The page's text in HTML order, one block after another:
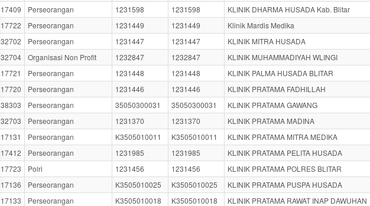
17409
Perseorangan 1231598 1231598
KLINIK DHARMA HUSADA Kab. Blitar
17722
Perseorangan 1231449 1231449
Klinik Mardis Medika
32702
Perseorangan 1231447 1231447
KLINIK MITRA HUSADA
32704
Organisasi Non Profit 1232847 1232847
KLINIK MUHAMMADIYAH WLINGI
17721
Perseorangan 1231448 1231448
KLINIK PALMA HUSADA BLITAR
17720
Perseorangan 1231446 1231446
KLINIK PRATAMA FADHILLAH
38303
Perseorangan 35050300031 35050300031
KLINIK PRATAMA GAWANG
32703
Perseorangan 1231370 1231370
KLINIK PRATAMA MADINA
17131
Perseorangan K3505010011 K3505010011
KLINIK PRATAMA MITRA MEDIKA
17412
Perseorangan 1231985 1231985
KLINIK PRATAMA PELITA HUSADA
17723
Polri 1231456 1231456
KLINIK PRATAMA POLRES BLITAR
17136
Perseorangan K3505010025 K3505010025
KLINIK PRATAMA PUSPA HUSADA
17133
Perseorangan K3505010018 K3505010018
KLINIK PRATAMA RAWAT INAP DAWUHAN